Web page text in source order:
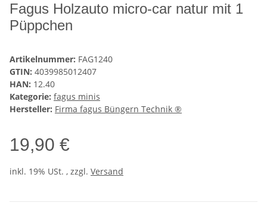
Fagus Holzauto micro-car natur mit 1
Püppchen
Artikelnummer: FAG1240
GTIN: 4039985012407
HAN: 12.40
Kategorie: fagus minis
Hersteller: Firma fagus Büngern Technik ®
19,90 €
inkl. 19% USt. , zzgl. Versand